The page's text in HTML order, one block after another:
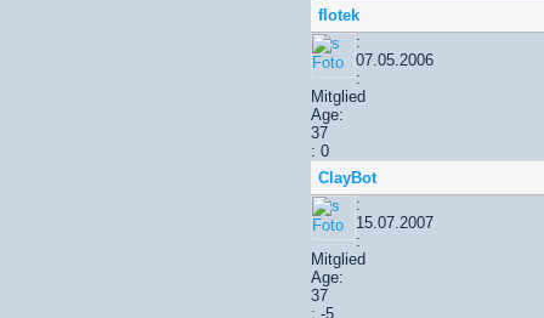
flotek
:
07.05.2006
:
Mitglied
Age:
37
: 0
ClayBot
:
15.07.2007
:
Mitglied
Age:
37
: -5